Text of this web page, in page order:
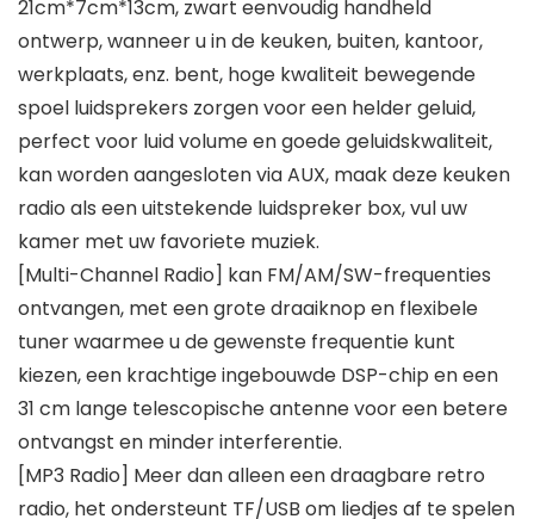
21cm*7cm*13cm, zwart eenvoudig handheld
ontwerp, wanneer u in de keuken, buiten, kantoor,
werkplaats, enz. bent, hoge kwaliteit bewegende
spoel luidsprekers zorgen voor een helder geluid,
perfect voor luid volume en goede geluidskwaliteit,
kan worden aangesloten via AUX, maak deze keuken
radio als een uitstekende luidspreker box, vul uw
kamer met uw favoriete muziek.
[Multi-Channel Radio] kan FM/AM/SW-frequenties
ontvangen, met een grote draaiknop en flexibele
tuner waarmee u de gewenste frequentie kunt
kiezen, een krachtige ingebouwde DSP-chip en een
31 cm lange telescopische antenne voor een betere
ontvangst en minder interferentie.
[MP3 Radio] Meer dan alleen een draagbare retro
radio, het ondersteunt TF/USB om liedjes af te spelen